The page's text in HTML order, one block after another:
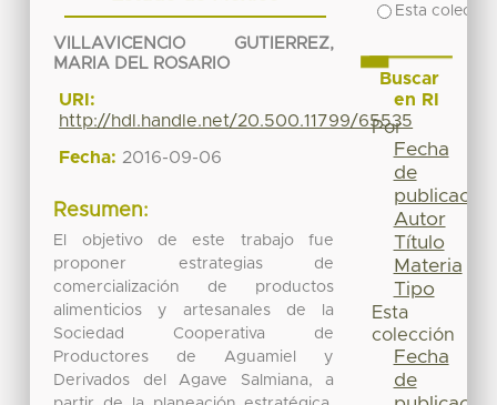
VILLAVICENCIO GUTIERREZ,
MARIA DEL ROSARIO
URI:
http://hdl.handle.net/20.500.11799/65535
Fecha: 2016-09-06
Resumen:
El objetivo de este trabajo fue
proponer estrategias de
comercialización de productos
alimenticios y artesanales de la
Sociedad Cooperativa de
Productores de Aguamiel y
Derivados del Agave Salmiana, a
Esta
Buscar
en RI
Por
Fecha
de
publicación
Autor
Título
Materia
Tipo
Esta
colección
Fecha
de